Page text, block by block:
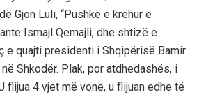
Gjon Luli, “Pushkë e krehur e
Ismajl Qemajli, dhe shtizë e
e quajti presidenti i Shqipërisë Bamir
Shkodër. Plak, por atdhedashës, i
flijua 4 vjet më vonë, u flijuan edhe të